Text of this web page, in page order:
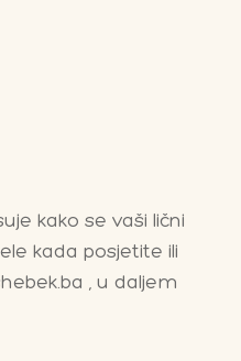
kako se vaši lični
kada posjetite ili
, u daljem